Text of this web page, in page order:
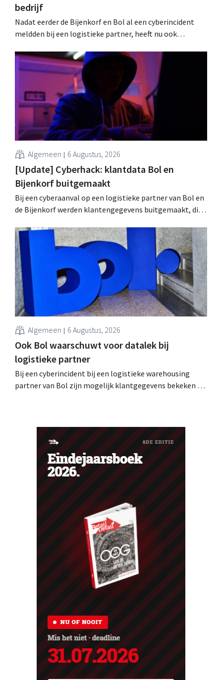
bedrijf
Nadat eerder de Bijenkorf en Bol al een cyberincident
meldden bij een logistieke partner, heeft nu ook
datalek. Financiële gegevens, gebruikersnamen en
wachtwoorden zijn niet getroffen.
Algemeen 6 Augustus, 2026
[Update] Cyberhack: klantdata Bol en
Bijenkorf buitgemaakt
Bij een cyberaanval op een logistieke partner van Bol en
de Bijenkorf werden klantengegevens buitgemaakt, die
De retailers roepen klanten op alert te zijn voor
phishing.
Algemeen 6 Augustus, 2026
Ook Bol waarschuwt voor datalek bij
logistieke partner
Bij een cyberincident bij een logistieke warehousing
partner van Bol zijn mogelijk klantgegevens bekeken of